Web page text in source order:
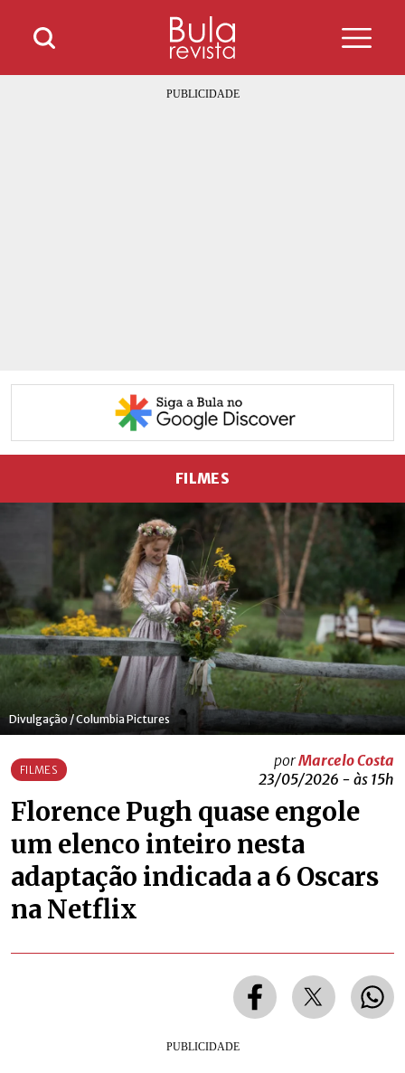
FILMES
Divulgação / Columbia Pictures
FILMES
porMarcelo Costa
23/05/2026 - às 15h
Florence Pugh quase engole
um elenco inteiro nesta
adaptação indicada a 6 Oscars
na Netflix